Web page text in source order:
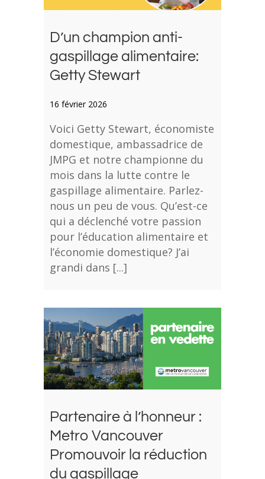
D’un champion anti-
gaspillage alimentaire:
Getty Stewart
16 février 2026
Voici Getty Stewart, économiste
domestique, ambassadrice de
JMPG et notre championne du
mois dans la lutte contre le
gaspillage alimentaire. Parlez-
nous un peu de vous. Qu’est-ce
qui a déclenché votre passion
pour l’éducation alimentaire et
l’économie domestique? J’ai
grandi dans [...]
Partenaire à l’honneur :
Metro Vancouver
Promouvoir la réduction
du gaspillage